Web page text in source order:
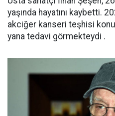
yaşında hayatını kaybetti.
akciğer kanseri teşhisi
yana tedavi görmekteydi .